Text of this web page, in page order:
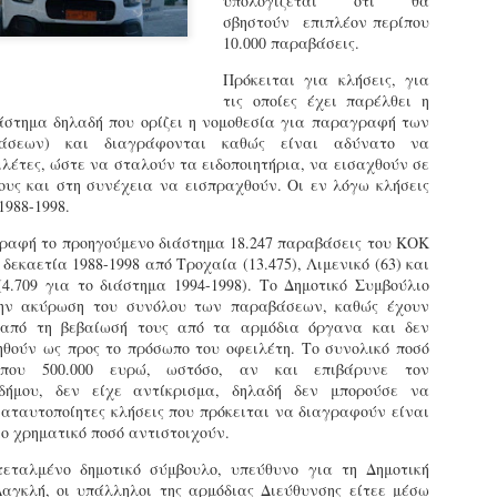
σβηστούν επιπλέον περίπου
10.000 παραβάσεις.
Πρόκειται για κλήσεις, για
τις οποίες έχει παρέλθει η
δηλαδή που ορίζει η νομοθεσία για παραγραφή των
και διαγράφονται καθώς είναι αδύνατο να
ώστε να σταλούν τα ειδοποιητήρια, να εισαχθούν σε
και στη συνέχεια να εισπραχθούν. Οι εν λόγω κλήσεις
1998.
το προηγούμενο διάστημα 18.247 παραβάσεις του ΚΟΚ
1988-1998 από Τροχαία (13.475), Λιμενικό (63) και
για το διάστημα 1994-1998). Το Δημοτικό Συμβούλιο
ακύρωση του συνόλου των παραβάσεων, καθώς έχουν
τη βεβαίωσή τους από τα αρμόδια όργανα και δεν
ως προς το πρόσωπο του οφειλέτη. Το συνολικό ποσό
500.000 ευρώ, ωστόσο, αν και επιβάρυνε τον
δεν είχε αντίκρισμα, δηλαδή δεν μπορούσε να
κλήσεις που πρόκειται να διαγραφούν είναι
χρηματικό ποσό αντιστοιχούν.
δημοτικό σύμβουλο, υπεύθυνο για τη Δημοτική
οι υπάλληλοι της αρμόδιας Διεύθυνσης είτεε μέσω
εκπαιδευμένους
ήδη ολοκληρώσει την
είναι έτοιμοι να
Στο πλαίσιο της
ολοκαίνουργια
τις περιπολίες και τις
στελεχών της υπηρεσίας.
JUN
Απολογισμός των
ελέγχων σε ιδιοκτήτες
JUN
Δημοτική Αστυνομία
Θεσσαλονίκης: Ένταση